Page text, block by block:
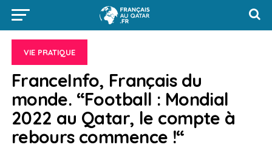
VIE PRATIQUE
FranceInfo, Français du
monde. “Football : Mondial
2022 au Qatar, le compte à
rebours commence !“